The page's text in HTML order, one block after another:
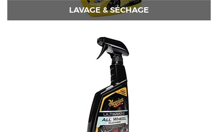
LAVAGE & SÉCHAGE